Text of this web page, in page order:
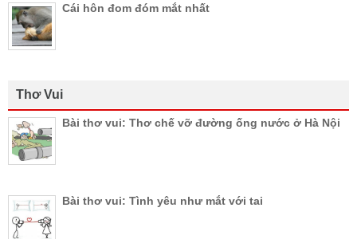
Cái hôn đom đóm mắt nhất
Thơ Vui
Bài thơ vui: Thơ chế vỡ đường ống nước ở Hà Nội
Bài thơ vui: Tình yêu như mắt với tai